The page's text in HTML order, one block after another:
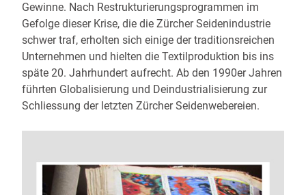
Gewinne. Nach Restrukturierungsprogrammen im
Gefolge dieser Krise, die die Zürcher Seidenindustrie
schwer traf, erholten sich einige der traditionsreichen
Unternehmen und hielten die Textilproduktion bis ins
späte 20. Jahrhundert aufrecht. Ab den 1990er Jahren
führten Globalisierung und Deindustrialisierung zur
Schliessung der letzten Zürcher Seidenwebereien.